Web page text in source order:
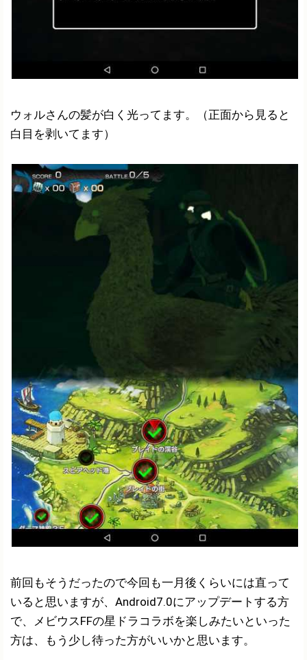
ウォルさんの髪が白く光ってます。（正面から見ると
白目を剥いてます）
前回もそうだったので今回も一月後くらいには直って
いると思いますが、Android7.0にアップデートする方
で、メビウスFFの星ドラコラボを楽しみたいといった
方は、もう少し待った方がいいかと思います。